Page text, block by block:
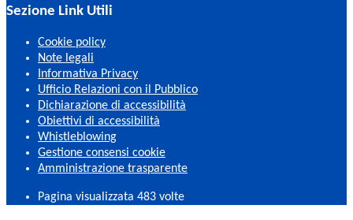
Sezione Link Utili
Cookie policy
Note legali
Informativa Privacy
Ufficio Relazioni con il Pubblico
Dichiarazione di accessibilità
Obiettivi di accessibilità
Whistleblowing
Gestione consensi cookie
Amministrazione trasparente
Pagina visualizzata 483 volte